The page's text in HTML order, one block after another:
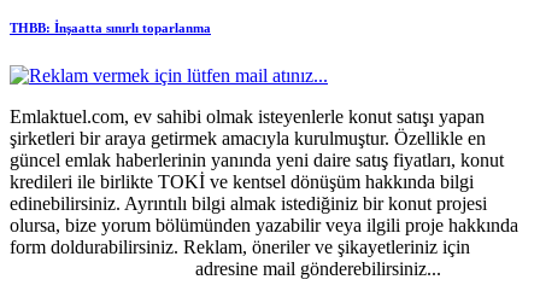
THBB: İnşaatta sınırlı toparlanma
Emlaktuel.com, ev sahibi olmak isteyenlerle konut satışı yapan
şirketleri bir araya getirmek amacıyla kurulmuştur. Özellikle en
güncel emlak haberlerinin yanında yeni daire satış fiyatları, konut
kredileri ile birlikte TOKİ ve kentsel dönüşüm hakkında bilgi
edinebilirsiniz. Ayrıntılı bilgi almak istediğiniz bir konut projesi
olursa, bize yorum bölümünden yazabilir veya ilgili proje hakkında
form doldurabilirsiniz. Reklam, öneriler ve şikayetleriniz için
adresine mail gönderebilirsiniz...